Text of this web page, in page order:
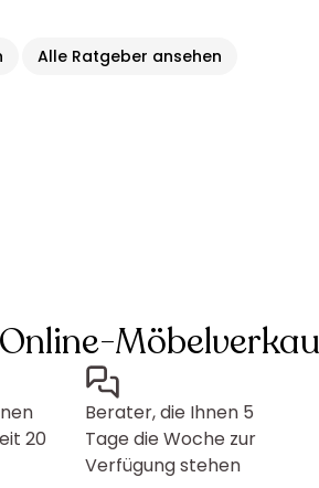
Alle Ratgeber ansehen
Online-
20
Berater, die Ihnen 5
Tage die Woche zur
Verfügung stehen